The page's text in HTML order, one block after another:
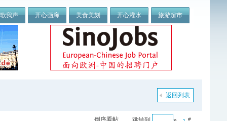
我声 开心画廊 美食美刻 开心灌水 旅游超市
返回列表
#
倒序看帖